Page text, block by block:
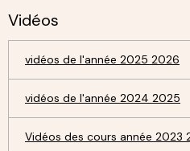
Vidéos
vidéos de l'année 2025 2026
vidéos de l'année 2024 2025
Vidéos des cours année 2023